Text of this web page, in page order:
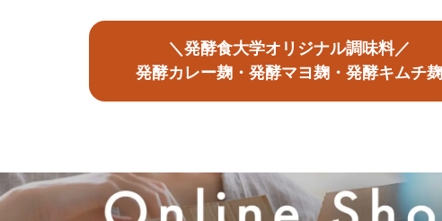
＼発酵食大学オリジナル調味料／
発酵カレー麹・発酵マヨ麹・発酵キムチ麹